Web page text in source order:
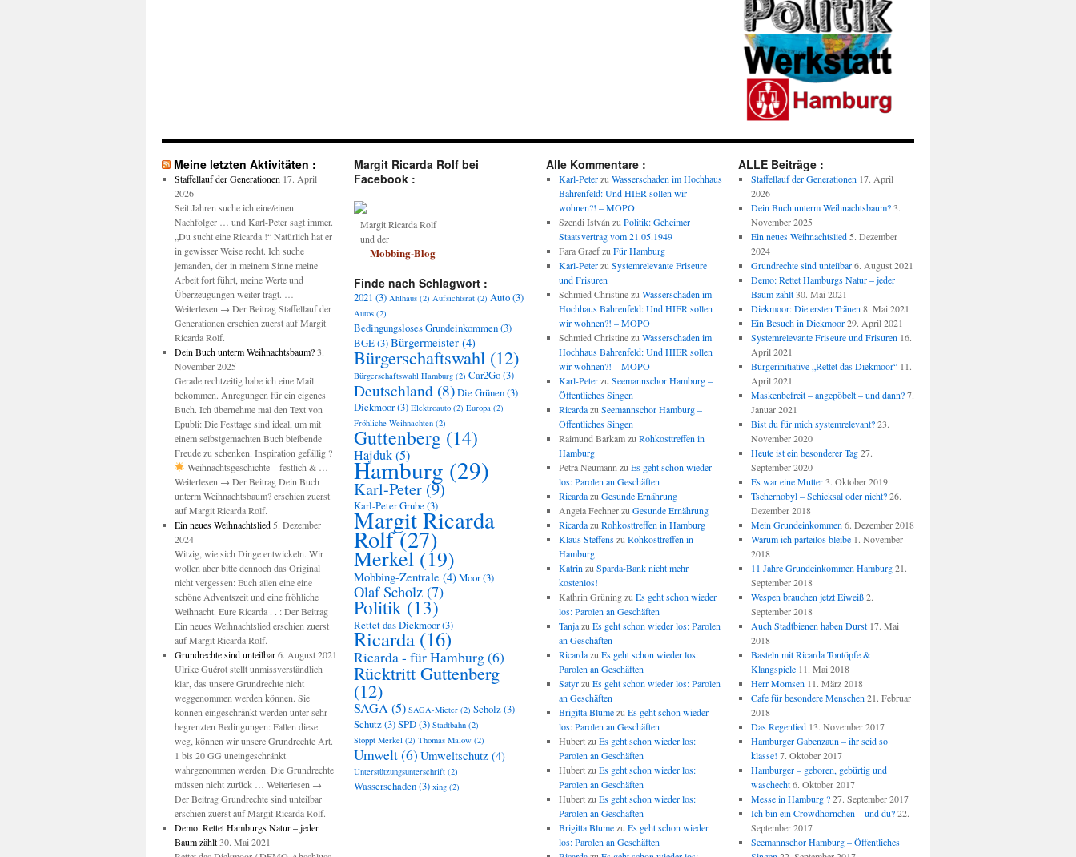
Meine letzten Aktivitäten :
Staffellauf der Generationen 17. April
2026
Seit Jahren suche ich eine/einen
Nachfolger … und Karl-Peter sagt immer.
„Du sucht eine Ricarda !“ Natürlich hat er
in gewisser Weise recht. Ich suche
jemanden, der in meinem Sinne meine
Arbeit fort führt, meine Werte und
Überzeugungen weiter trägt. …
Weiterlesen → Der Beitrag Staffellauf der
Generationen erschien zuerst auf Margit
Ricarda Rolf.
Dein Buch unterm Weihnachtsbaum? 3.
November 2025
Gerade rechtzeitig habe ich eine Mail
bekommen. Anregungen für ein eigenes
Buch. Ich übernehme mal den Text von
Epubli: Die Festtage sind ideal, um mit
einem selbstgemachten Buch bleibende
Freude zu schenken. Inspiration gefällig ?
Weihnachtsgeschichte – festlich & …
Weiterlesen → Der Beitrag Dein Buch
unterm Weihnachtsbaum? erschien zuerst
auf Margit Ricarda Rolf.
Ein neues Weihnachtslied 5. Dezember
2024
Witzig, wie sich Dinge entwickeln. Wir
wollen aber bitte dennoch das Original
nicht vergessen: Euch allen eine eine
schöne Adventszeit und eine fröhliche
Weihnacht. Eure Ricarda . . : Der Beitrag
Ein neues Weihnachtslied erschien zuerst
auf Margit Ricarda Rolf.
Grundrechte sind unteilbar 6. August 2021
Ulrike Guérot stellt unmissverständlich
klar, das unsere Grundrechte nicht
weggenommen werden können. Sie
können eingeschränkt werden unter sehr
begrenzten Bedingungen: Fallen diese
weg, können wir unsere Grundrechte Art.
1 bis 20 GG uneingeschränkt
wahrgenommen werden. Die Grundrechte
müssen nicht zurück … Weiterlesen →
Der Beitrag Grundrechte sind unteilbar
erschien zuerst auf Margit Ricarda Rolf.
Demo: Rettet Hamburgs Natur – jeder
Baum zählt 30. Mai 2021
Margit Ricarda Rolf bei
Facebook :
Margit Ricarda Rolf
und der
Mobbing-Blog
Finde nach Schlagwort :
2021 (3) Ahlhaus (2) Aufsichtsrat (2) Auto(3)
Autos (2)
Bedingungsloses Grundeinkommen(3)
BGE(3)Bürgermeister (4)
Bürgerschaftswahl (12)
Bürgerschaftswahl Hamburg (2) Car2Go(3)
Deutschland (8)Die Grünen(3)
Diekmoor(3) Elektroauto (2) Europa (2)
Fröhliche Weihnachten (2)
Guttenberg (14)
Hajduk(5)
Hamburg (29)
Karl-Peter (9)
Karl-Peter Grube(3)
Margit Ricarda
Rolf(27)
Merkel (19)
Mobbing-Zentrale (4)Moor(3)
Olaf Scholz (7)
Politik (13)
Rettet das Diekmoor(3)
Ricarda (16)
Ricarda - für Hamburg(6)
Rücktritt Guttenberg
(12)
SAGA(5) SAGA-Mieter (2) Scholz(3)
Schutz(3)SPD(3) Stadtbahn (2)
Stoppt Merkel (2) Thomas Malow (2)
Umwelt(6) Umweltschutz (4)
Unterstützungsunterschrift (2)
Wasserschaden(3) xing (2)
Alle Kommentare :
Karl-Peterzu Wasserschaden im Hochhaus
Bahrenfeld: Und HIER sollen wir
wohnen?! – MOPO
Szendi István zu Politik: Geheimer
Staatsvertrag vom 21.05.1949
Fara Graefzu Für Hamburg
Karl-Peterzu Systemrelevante Friseure
und Frisuren
Schmied Christinezu Wasserschaden im
Hochhaus Bahrenfeld: Und HIER sollen
wir wohnen?! – MOPO
Schmied Christinezu Wasserschaden im
Hochhaus Bahrenfeld: Und HIER sollen
wir wohnen?! – MOPO
Karl-Peterzu Seemannschor Hamburg –
Öffentliches Singen
Ricardazu Seemannschor Hamburg –
Öffentliches Singen
Raimund Barkamzu Rohkosttreffen in
Hamburg
Petra Neumann zu Es geht schon wieder
los: Parolen an Geschäften
Ricardazu Gesunde Ernährung
Angela Fechnerzu Gesunde Ernährung
Ricardazu Rohkosttreffen in Hamburg
Klaus Steffenszu Rohkosttreffen in
Hamburg
Katrin zu Sparda-Bank nicht mehr
kostenlos!
Kathrin Grüningzu Es geht schon wieder
los: Parolen an Geschäften
Tanjazu Es geht schon wieder los: Parolen
an Geschäften
Ricardazu Es geht schon wieder los:
Parolen an Geschäften
Satyrzu Es geht schon wieder los: Parolen
an Geschäften
Brigitta Blumezu Es geht schon wieder
los: Parolen an Geschäften
Hubertzu Es geht schon wieder los:
Parolen an Geschäften
Hubertzu Es geht schon wieder los:
Parolen an Geschäften
Hubertzu Es geht schon wieder los:
Parolen an Geschäften
Brigitta Blumezu Es geht schon wieder
los: Parolen an Geschäften
ALLE Beiträge :
Staffellauf der Generationen 17. April
2026
Dein Buch unterm Weihnachtsbaum? 3.
November 2025
Ein neues Weihnachtslied 5. Dezember
2024
Grundrechte sind unteilbar 6. August 2021
Demo: Rettet Hamburgs Natur – jeder
Baum zählt 30. Mai 2021
Diekmoor: Die ersten Tränen 8. Mai 2021
Ein Besuch in Diekmoor 29. April 2021
Systemrelevante Friseure und Frisuren 16.
April 2021
Bürgerinitiative „Rettet das Diekmoor“ 11.
April 2021
Maskenbefreit – angepöbelt – und dann? 7.
Januar 2021
Bist du für mich systemrelevant? 23.
November 2020
Heute ist ein besonderer Tag 27.
September 2020
Es war eine Mutter 3. Oktober 2019
Tschernobyl – Schicksal oder nicht? 26.
Dezember 2018
Mein Grundeinkommen 6. Dezember 2018
Warum ich parteilos bleibe 1. November
2018
11 Jahre Grundeinkommen Hamburg 21.
September 2018
Wespen brauchen jetzt Eiweiß 2.
September 2018
Auch Stadtbienen haben Durst 17. Mai
2018
Basteln mit Ricarda Tontöpfe &
Klangspiele 11. Mai 2018
Herr Momsen 11. März 2018
Cafe für besondere Menschen 21. Februar
2018
Das Regenlied 13. November 2017
Hamburger Gabenzaun – ihr seid so
klasse! 7. Oktober 2017
Hamburger – geboren, gebürtig und
waschecht 6. Oktober 2017
Messe in Hamburg ? 27. September 2017
Ich bin ein Crowdhörnchen – und du? 22.
September 2017
Seemannschor Hamburg – Öffentliches